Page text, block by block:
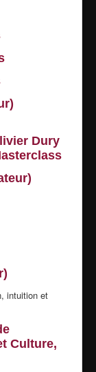
Dury
intuition et
Culture,